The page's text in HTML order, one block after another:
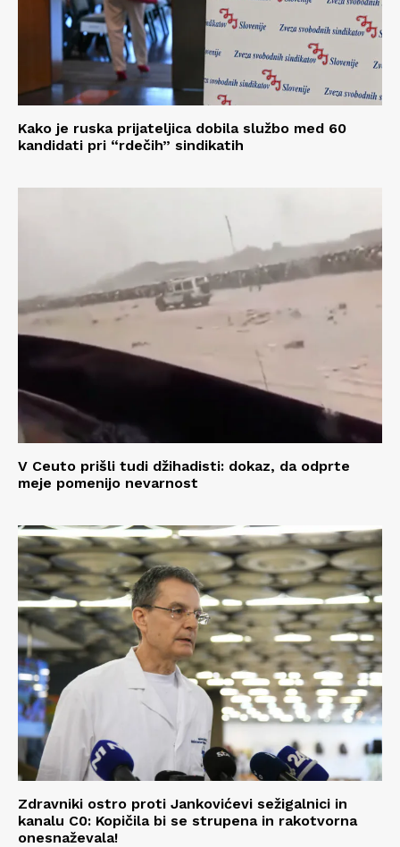
Kako je ruska prijateljica dobila službo med 60
kandidati pri “rdečih” sindikatih
V Ceuto prišli tudi džihadisti: dokaz, da odprte
meje pomenijo nevarnost
Zdravniki ostro proti Jankovićevi sežigalnici in
kanalu C0: Kopičila bi se strupena in rakotvorna
onesnaževala!